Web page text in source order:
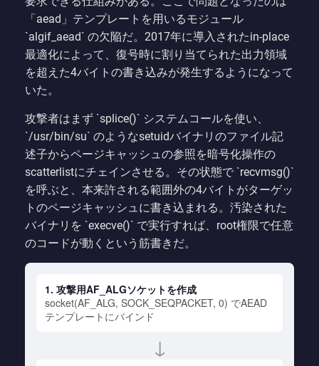
「aead」テンプレートを用いるモジュール
`algif_aead` の欠陥だ。2017年に導入されたin-place
最適化によって、復号時に割り当てられた出力領域
を超えた4バイトの書き込みが発生するようになって
いた。
攻撃者はまず `splice()` システムコールを使い、
`/usr/bin/su` のようなsetuidバイナリのファイル記
述子からページキャッシュの参照を暗号化操作の
scatterlistにチェインさせる。その状態で `recvmsg()`
を呼ぶと、本来許される範囲外の4バイトがターゲッ
トのページキャッシュに書き込まれる。汚染された
バイナリを `execve()` で実行すれば、root権限で任意
のコードが動くという筋書きだ。
1. 攻撃用AF_ALGソケットを作成
socket(AF_ALG, SOCK_SEQPACKET, 0) でAEAD
テンプレートにバインド
↓